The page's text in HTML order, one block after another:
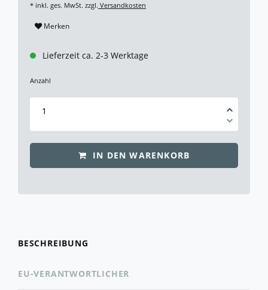
* inkl. ges. MwSt. zzgl. Versandkosten
Merken
Lieferzeit ca. 2-3 Werktage
Anzahl
IN DEN WARENKORB
BESCHREIBUNG
EU-VERANTWORTLICHER